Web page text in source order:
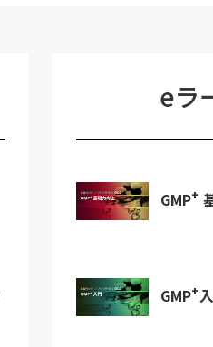
eラ
GMP+
GMP+